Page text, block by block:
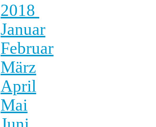
2018
Januar
Februar
März
April
Mai